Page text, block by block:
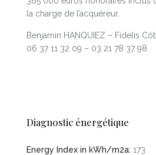
la charge de l’acquéreur.
Benjamin HANQUIEZ – Fidelis
06 37 11 32 09 – 03 21 78 37 98
Diagnostic énergétique
Energy Index in kWh/m2a: 173